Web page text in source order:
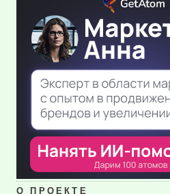
О ПРОЕКТЕ